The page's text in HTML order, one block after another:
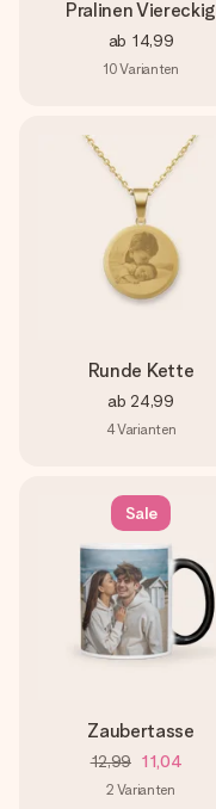
Pralinen Viereckig
ab 14,99
10Varianten
Runde Kette
ab 24,99
4Varianten
Sale
Zaubertasse
12,99 11,04
2 Varianten